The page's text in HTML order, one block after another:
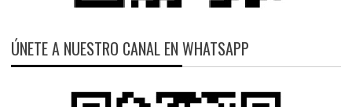
ÚNETE A NUESTRO CANAL EN WHATSAPP